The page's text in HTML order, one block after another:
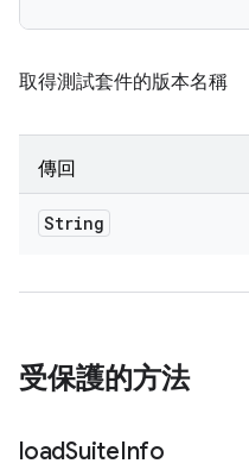
取得測試套件的版本名稱
傳回
String
受保護的方法
loadSuiteInfo